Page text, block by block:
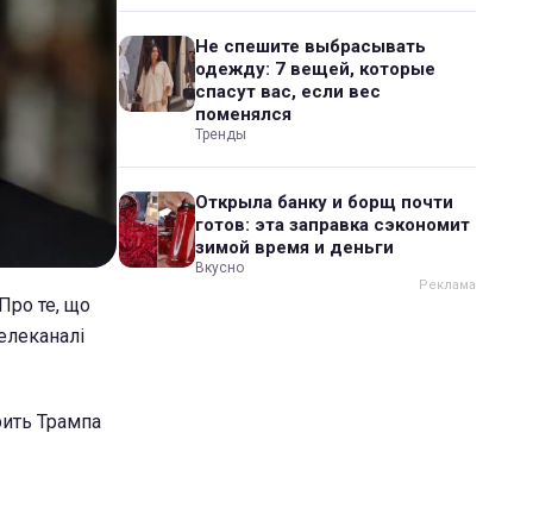
те, що
Трампа
Не спешите выбрасывать
одежду: 7 вещей, которые
спасут вас, если вес
поменялся
Тренды
Открыла банку и борщ почти
готов: эта заправка сэкономит
зимой время и деньги
Вкусно